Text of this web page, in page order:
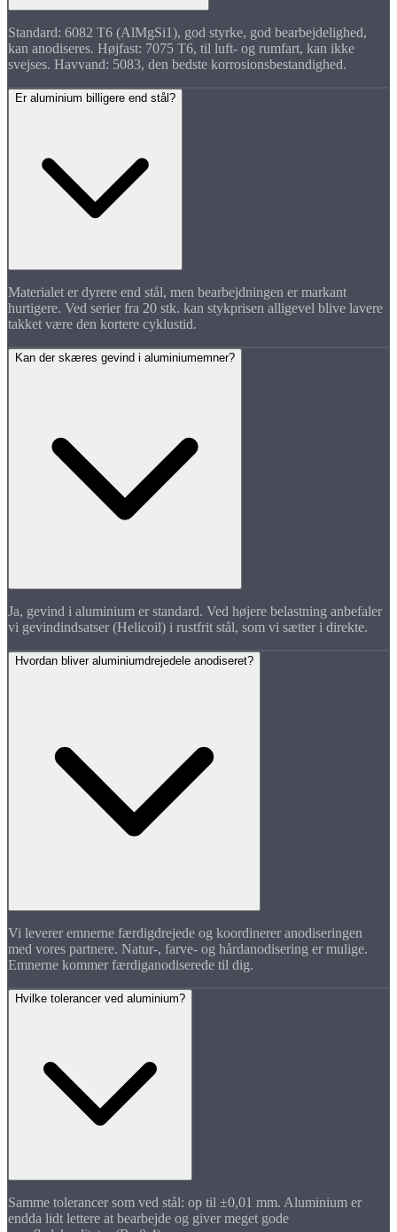
Standard: 6082 T6 (AlMgSi1), god styrke, god bearbejdelighed,
kan anodiseres. Højfast: 7075 T6, til luft- og rumfart, kan ikke
svejses. Havvand: 5083, den bedste korrosionsbestandighed.
Er aluminium billigere end stål?
Materialet er dyrere end stål, men bearbejdningen er markant
hurtigere. Ved serier fra 20 stk. kan stykprisen alligevel blive lavere
takket være den kortere cyklustid.
Kan der skæres gevind i aluminiumemner?
Ja, gevind i aluminium er standard. Ved højere belastning anbefaler
vi gevindindsatser (Helicoil) i rustfrit stål, som vi sætter i direkte.
Hvordan bliver aluminiumdrejedele anodiseret?
Vi leverer emnerne færdigdrejede og koordinerer anodiseringen
med vores partnere. Natur-, farve- og hårdanodisering er mulige.
Emnerne kommer færdiganodiserede til dig.
Hvilke tolerancer ved aluminium?
Samme tolerancer som ved stål: op til ±0,01 mm. Aluminium er
endda lidt lettere at bearbejde og giver meget gode